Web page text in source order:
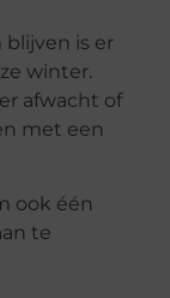
blijven is er
winter.
afwacht of
met een
ook één
te